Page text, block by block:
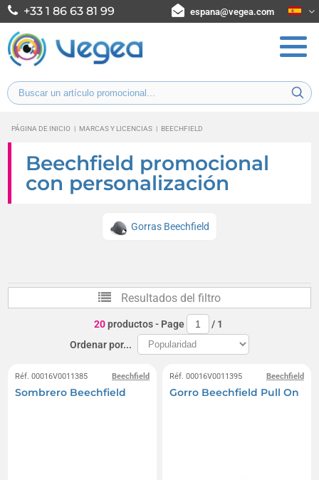
+33 1 86 63 81 99 espana@vegea.com
PÁGINA DE INICIO | MARCAS Y LICENCIAS | BEECHFIELD
Beechfield promocional
con personalización
Gorras Beechfield
Resultados del filtro
20productos- Page / 1
Ordenar por...
Beechfield
Réf. 00016V0011385
Sombrero Beechfield
Beechfield
Réf. 00016V0011395
Gorro Beechfield Pull On